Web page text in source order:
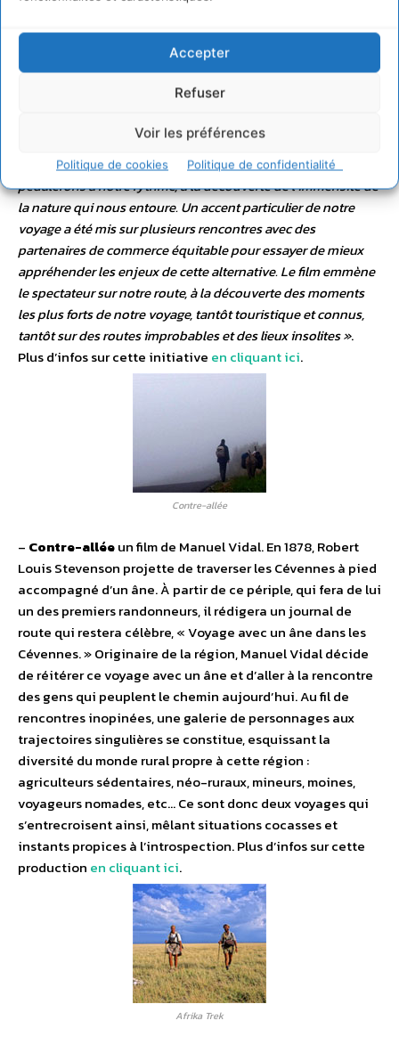
Accepter
Refuser
Voir les préférences
Politique de cookies Politique de confidentialité
–Des crêtes ardennaises à la Cordillère des Andesun
« Après quelques années de travail,
nous décidons en couple de prendre 6 mois de pause
carrière pour voyager. C’est l’amérique latine qui retient notre
attention avec comme principal argument la langue
espagnole (à apprendre!), et c’est à vélo que nous partons,
sans être sûr d’y arriver! De Buenos Aires à Quito, nous
pédalerons à notre rythme, à la découverte de l’immensité de
la nature qui nous entoure. Un accent particulier de notre
voyage a été mis sur plusieurs rencontres avec des
partenaires de commerce équitable pour essayer de mieux
appréhender les enjeux de cette alternative. Le film emmène
le spectateur sur notre route, à la découverte des moments
les plus forts de notre voyage, tantôt touristique et connus,
tantôt sur des routes improbables et des lieux insolites ».
Plus d’infos sur cette initiative en cliquant ici.
Contre-allée
– Contre-alléeun film de Manuel Vidal. En 1878, Robert
Louis Stevenson projette de traverser les Cévennes à pied
accompagné d’un âne. À partir de ce périple, qui fera de lui
un des premiers randonneurs, il rédigera un journal de
route qui restera célèbre, « Voyage avec un âne dans les
Cévennes. » Originaire de la région, Manuel Vidal décide
de réitérer ce voyage avec un âne et d’aller à la rencontre
des gens qui peuplent le chemin aujourd’hui. Au fil de
rencontres inopinées, une galerie de personnages aux
trajectoires singulières se constitue, esquissant la
diversité du monde rural propre à cette région :
agriculteurs sédentaires, néo-ruraux, mineurs, moines,
voyageurs nomades, etc… Ce sont donc deux voyages qui
s’entrecroisent ainsi, mêlant situations cocasses et
instants propices à l’introspection. Plus d’infos sur cette
production en cliquant ici.
Afrika Trek